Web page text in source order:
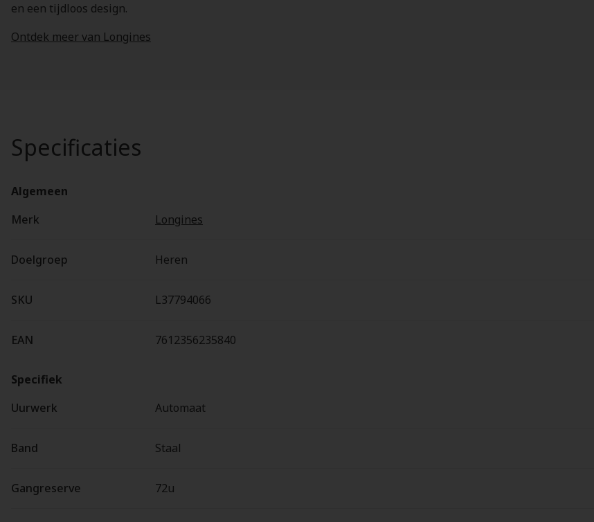
en een tijdloos design.
Ontdek meer van Longines
Specificaties
Algemeen
Merk
Longines
Doelgroep Heren
SKU L37794066
EAN 7612356235840
Specifiek
Uurwerk
Automaat
Band Staal
Gangreserve 72u